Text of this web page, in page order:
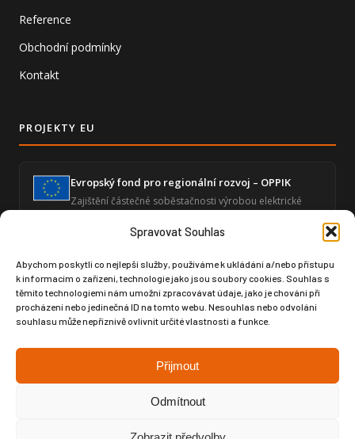
Spravovat Souhlas
Abychom poskytli co nejlepší služby, používáme k ukládání a/nebo přístupu
k informacím o zařízení, technologie jako jsou soubory cookies. Souhlas s
těmito technologiemi nám umožní zpracovávat údaje, jako je chování při
procházení nebo jedinečná ID na tomto webu. Nesouhlas nebo odvolání
souhlasu může nepříznivě ovlivnit určité vlastnosti a funkce.
Přijmout
Odmítnout
Reference
Obchodní podmínky
Kontakt
PROJEKTY EU
Evropský fond pro regionální rozvoj – OPPIK
Zajištění částečné soběstačnosti výrobou elektrické
Zvýšení úrovně digitalizace – GLOBAL SPORT
ČUPA
Posílení digitální infrastruktury prostřednictvím
moderního softwaru pro produktový design a výrobní
dokumentaci.